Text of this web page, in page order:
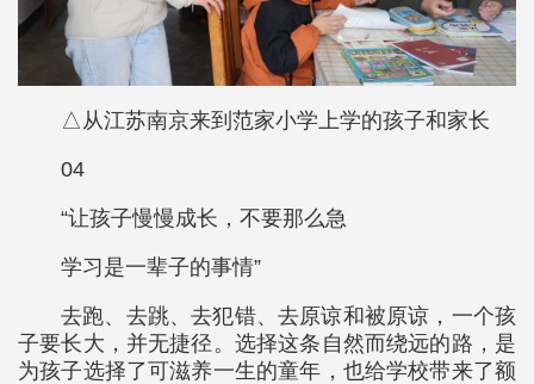
△从江苏南京来到范家小学上学的孩子和家长
04
“让孩子慢慢成长，不要那么急
学习是一辈子的事情”
去跑、去跳、去犯错、去原谅和被原谅，一个孩
子要长大，并无捷径。选择这条自然而绕远的路，是
为孩子选择了可滋养一生的童年，也给学校带来了额